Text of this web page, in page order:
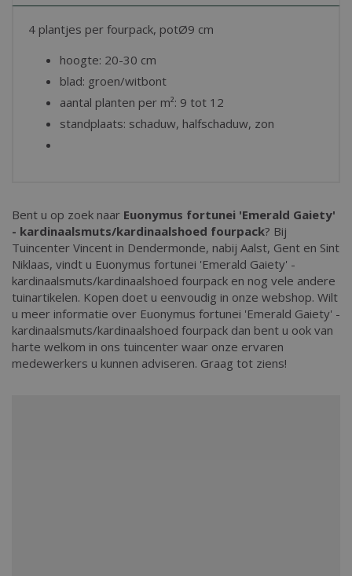
4 plantjes per fourpack, potØ9 cm
hoogte: 20-30 cm
blad: groen/witbont
aantal planten per m²: 9 tot 12
standplaats: schaduw, halfschaduw, zon
Bent u op zoek naar Euonymus fortunei 'Emerald Gaiety'
- kardinaalsmuts/kardinaalshoed fourpack? Bij
Tuincenter Vincent in Dendermonde, nabij Aalst, Gent en Sint
Niklaas, vindt u Euonymus fortunei 'Emerald Gaiety' -
kardinaalsmuts/kardinaalshoed fourpack en nog vele andere
tuinartikelen. Kopen doet u eenvoudig in onze webshop. Wilt
u meer informatie over Euonymus fortunei 'Emerald Gaiety' -
kardinaalsmuts/kardinaalshoed fourpack dan bent u ook van
harte welkom in ons tuincenter waar onze ervaren
medewerkers u kunnen adviseren. Graag tot ziens!